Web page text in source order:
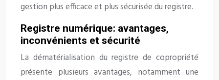
gestion plus efficace et plus sécurisée du registre.
Registre numérique: avantages,
inconvénients et sécurité
La dématérialisation du registre de copropriété
présente plusieurs avantages, notamment une